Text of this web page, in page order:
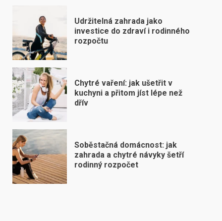
Udržitelná zahrada jako
investice do zdraví i rodinného
rozpočtu
Chytré vaření: jak ušetřit v
kuchyni a přitom jíst lépe než
dřív
Soběstačná domácnost: jak
zahrada a chytré návyky šetří
rodinný rozpočet